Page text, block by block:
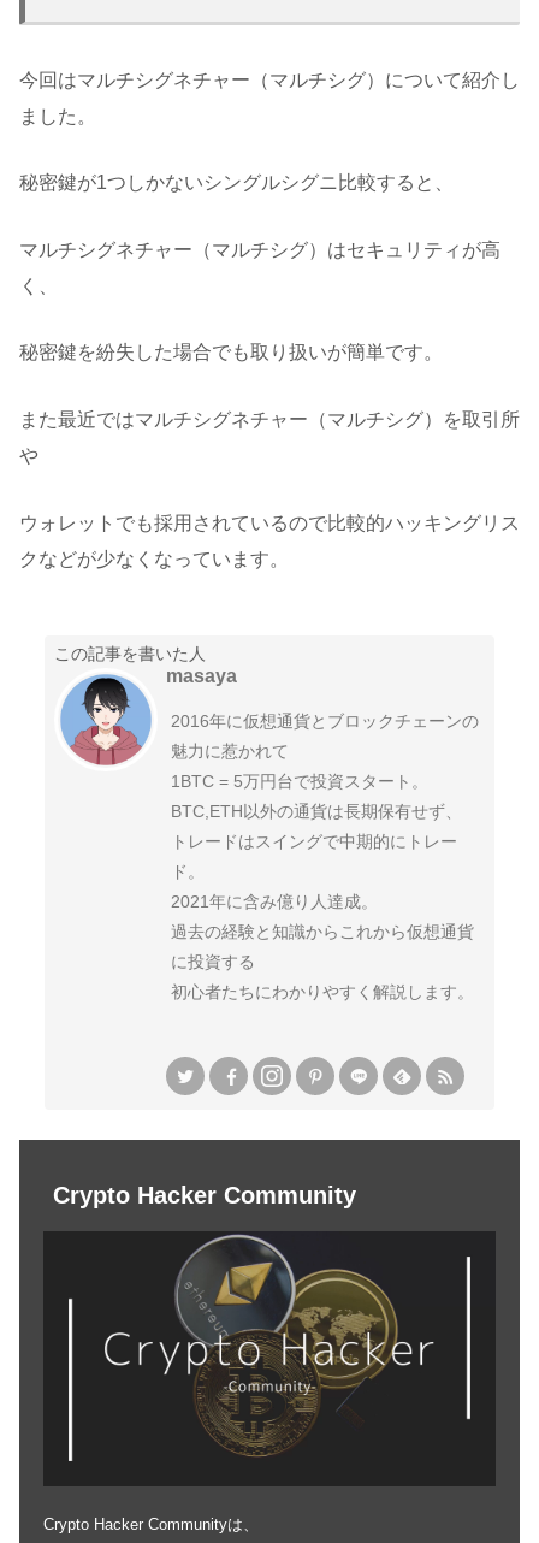
今回はマルチシグネチャー（マルチシグ）について紹介し
ました。
秘密鍵が1つしかないシングルシグニ比較すると、
マルチシグネチャー（マルチシグ）はセキュリティが高
く、
秘密鍵を紛失した場合でも取り扱いが簡単です。
また最近ではマルチシグネチャー（マルチシグ）を取引所
や
ウォレットでも採用されているので比較的ハッキングリス
クなどが少なくなっています。
この記事を書いた人
masaya
2016年に仮想通貨とブロックチェーンの
魅力に惹かれて
1BTC = 5万円台で投資スタート。
BTC,ETH以外の通貨は長期保有せず、
トレードはスイングで中期的にトレー
ド。
2021年に含み億り人達成。
過去の経験と知識からこれから仮想通貨
に投資する
初心者たちにわかりやすく解説します。
Crypto Hacker Community
Crypto Hacker Communityは、